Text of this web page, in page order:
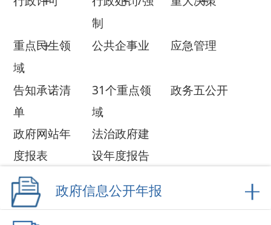
告知承诺清
31个重点领
政务五公开
政府网站年
度报表
法治政府建
政府信息公开年报
依 申 请公 开
乡镇街道部门公开
稳岗就业
阿图什市已完工项目无拖欠农民工工资情况公示